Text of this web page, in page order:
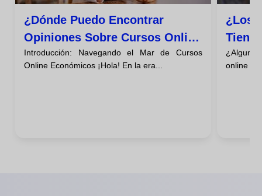
¿dónde Puedo Encontrar
Opiniones Sobre Cursos Online
Baratos?
Introducción: Navegando el Mar de Cursos
Online Económicos ¡Hola! En la era...
¿los
¿Alguna
online